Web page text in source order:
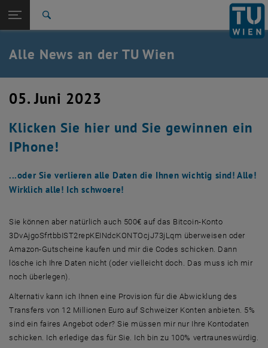
TU Login
Quicklinks
Quicklinks-Menü umschalten
Studium
Karriere
Zurück: Subseiten von TU Wien Startseite auflisten
Zurück zur letzten Ebene:
TU Wien Startseite
Übersicht
Alle News an der TU Wien
05. Juni 2023
Klicken Sie hier und Sie gewinnen ein
IPhone!
...oder Sie verlieren alle Daten die Ihnen wichtig sind! Alle!
Wirklich alle! Ich schwoere!
Sie können aber natürlich auch 500€ auf das Bitcoin-Konto
3DvAjgoSfrtbbIST2repKEINdcKONTOcjJ73jLqm überweisen oder
Amazon-Gutscheine kaufen und mir die Codes schicken. Dann
lösche ich Ihre Daten nicht (oder vielleicht doch. Das muss ich mir
noch überlegen).
Alternativ kann ich Ihnen eine Provision für die Abwicklung des
Transfers von 12 Millionen Euro auf Schweizer Konten anbieten. 5%
sind ein faires Angebot oder? Sie müssen mir nur Ihre Kontodaten
schicken. Ich erledige das für Sie. Ich bin zu 100% vertrauneswürdig.